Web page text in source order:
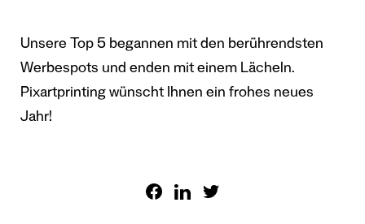
Unsere Top 5 begannen mit den berührendsten
Werbespots und enden mit einem Lächeln.
Pixartprinting wünscht Ihnen ein frohes neues
Jahr!